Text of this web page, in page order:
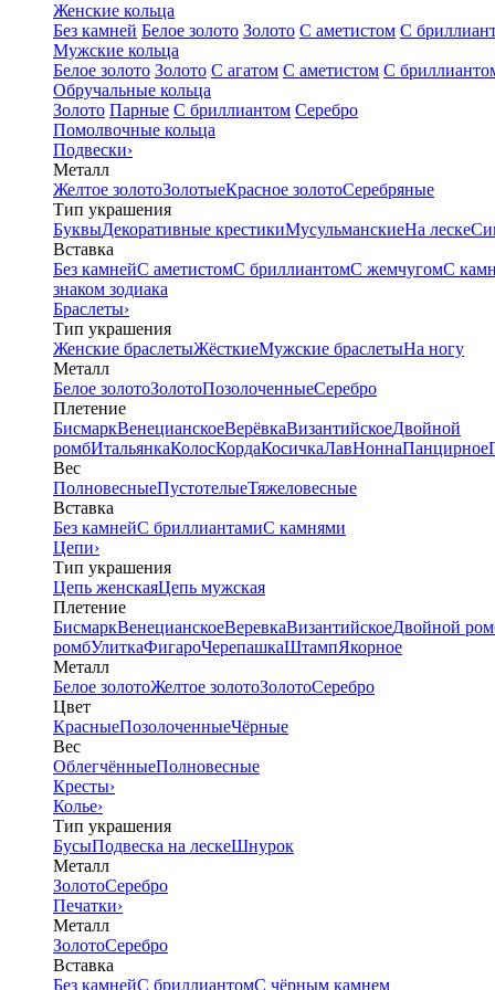
Женские кольца
Без камней Белое золото Золото С аметистом С
Мужские кольца
Белое золото Золото С агатом С аметистом С
Обручальные кольца
Золото Парные С бриллиантом Серебро
Помолвочные кольца
Подвески›
Металл
Желтое золотоЗолотыеКрасное золотоСеребряные
Тип украшения
БуквыДекоративные крестикиМусульманскиеНа леске
Вставка
Без камнейС аметистомС бриллиантомС жемчугомС
знаком зодиака
Браслеты›
Тип украшения
Женские браслетыЖёсткиеМужские браслетыНа ногу
Металл
Белое золотоЗолотоПозолоченныеСеребро
Плетение
БисмаркВенецианскоеВерёвкаВизантийскоеДвойной
ромбИтальянкаКолосКордаКосичкаЛавНоннаПанцирное
Вес
ПолновесныеПустотелыеТяжеловесные
Вставка
Без камнейС бриллиантамиС камнями
Цепи›
Тип украшения
Цепь женскаяЦепь мужская
Плетение
БисмаркВенецианскоеВеревкаВизантийскоеДвойной
ромбУлиткаФигароЧерепашкаШтампЯкорное
Металл
Белое золотоЖелтое золотоЗолотоСеребро
Цвет
КрасныеПозолоченныеЧёрные
Вес
ОблегчённыеПолновесные
Кресты›
Колье›
Тип украшения
БусыПодвеска на лескеШнурок
Металл
ЗолотоСеребро
Печатки›
Металл
ЗолотоСеребро
Вставка
Без камнейС бриллиантомС чёрным камнем